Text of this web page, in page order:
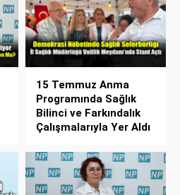
15 Temmuz Anma
Programında Sağlık
Bilinci ve Farkındalık
Çalışmalarıyla Yer Aldı